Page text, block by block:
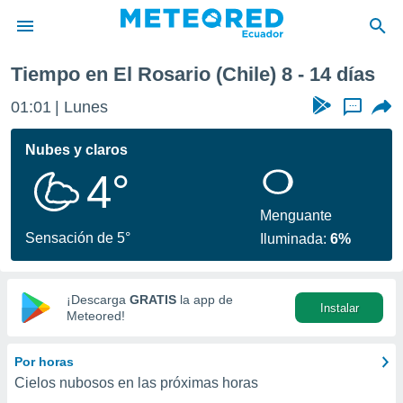
de
ha
calidad.
a este
las
y
digital
basada
Tiempo en El Rosario (Chile) 8 - 14 días
01:01 Lunes ...
Nubes y claros
4°
Sensación de 5°
Menguante
Iluminada:6%
¡Descarga GRATIS la app de
Meteored!
Instalar
Por horas
Cielos nubosos en las próximas horas